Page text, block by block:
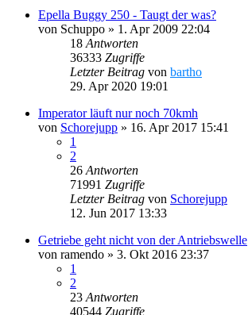
Epella Buggy 250 - Taugt der was?
von Schuppo » 1. Apr 2009 22:04
18 Antworten
36333 Zugriffe
Letzter Beitrag von bartho
29. Apr 2020 19:01
Imperator läuft nur noch 70kmh
von Schorejupp » 16. Apr 2017 15:41
1
2
26 Antworten
71991 Zugriffe
Letzter Beitrag von Schorejupp
12. Jun 2017 13:33
Getriebe geht nicht von der Antriebswelle
von ramendo » 3. Okt 2016 23:37
1
2
23 Antworten
40544 Zugriffe